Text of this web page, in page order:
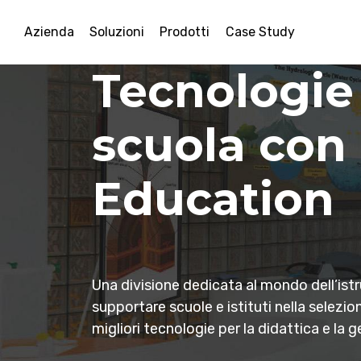
Azienda Soluzioni Prodotti Case Study
DPVision Srl
scuola con
Education
Una divisione dedicata al mondo
supportare scuole e istituti nella
migliori tecnologie per la didattica e la
Spatial
retail
3D
Con il display 3D, la comunicazione in
vita, trasformando i contenuti in un
di attirare e distinguere il brand.
Illumina i
con i
Factory
Un'agenzia interna che progetta e
comunicazione per il digital signage,
creatività.
In